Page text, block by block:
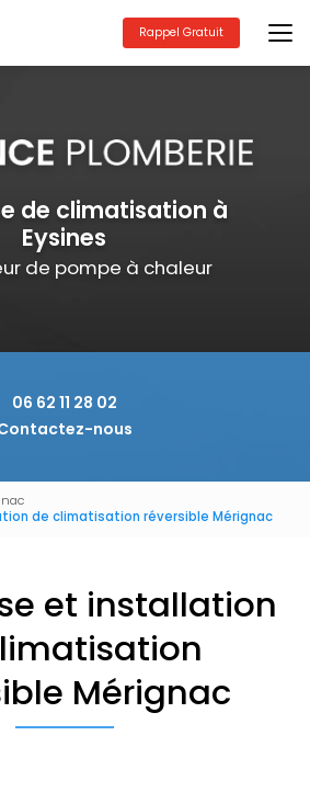
Rappel Gratuit
de climatisation à
Eysines
de pompe à chaleur
06 62 11 28 02
nous
de climatisation réversible Mérignac
et installation
Mérignac